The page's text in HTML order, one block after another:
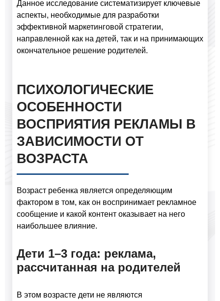
Данное исследование систематизирует ключевые
аспекты, необходимые для разработки
эффективной маркетинговой стратегии,
направленной как на детей, так и на принимающих
окончательное решение родителей.
ПСИХОЛОГИЧЕСКИЕ
ОСОБЕННОСТИ
ВОСПРИЯТИЯ РЕКЛАМЫ В
ЗАВИСИМОСТИ ОТ
ВОЗРАСТА
Возраст ребенка является определяющим
фактором в том, как он воспринимает рекламное
сообщение и какой контент оказывает на него
наибольшее влияние.
Дети 1–3 года: реклама,
рассчитанная на родителей
В этом возрасте дети не являются